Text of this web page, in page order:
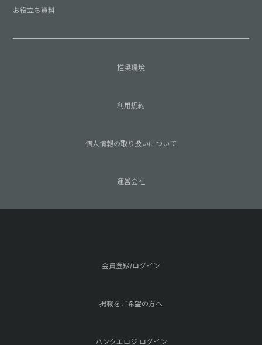
お役立ち資料
推奨環境
利用規約
個人情報の取り扱いについて
運営会社
会員登録/ログイン
掲載をご希望の方へ
ハンクエロジ ログイン